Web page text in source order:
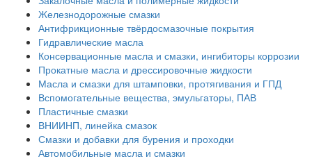
Железнодорожные смазки
Антифрикционные твёрдосмазочные покрытия
Гидравлические масла
Консервационные масла и смазки, ингибиторы коррозии
Прокатные масла и дрессировочные жидкости
Масла и смазки для штамповки, протягивания и ГПД
Вспомогательные вещества, эмульгаторы, ПАВ
Пластичные смазки
ВНИИНП, линейка смазок
Смазки и добавки для бурения и проходки
Автомобильные масла и смазки